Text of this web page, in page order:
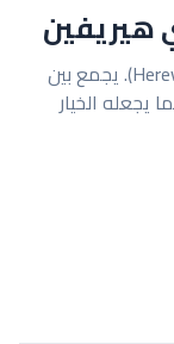
سبت تخزين كبير بسعة 13 لتر من هيريفين (Herevin). يجمع بين
يجعله الخيار